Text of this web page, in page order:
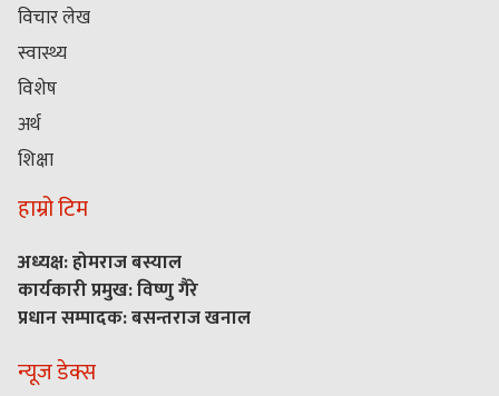
विचार लेख
स्वास्थ्य
विशेष
अर्थ
शिक्षा
हाम्रो टिम
अध्यक्ष: होमराज बस्याल
कार्यकारी प्रमुख: विष्णु गैरे
प्रधान सम्पादक: बसन्तराज खनाल
न्यूज डेक्स